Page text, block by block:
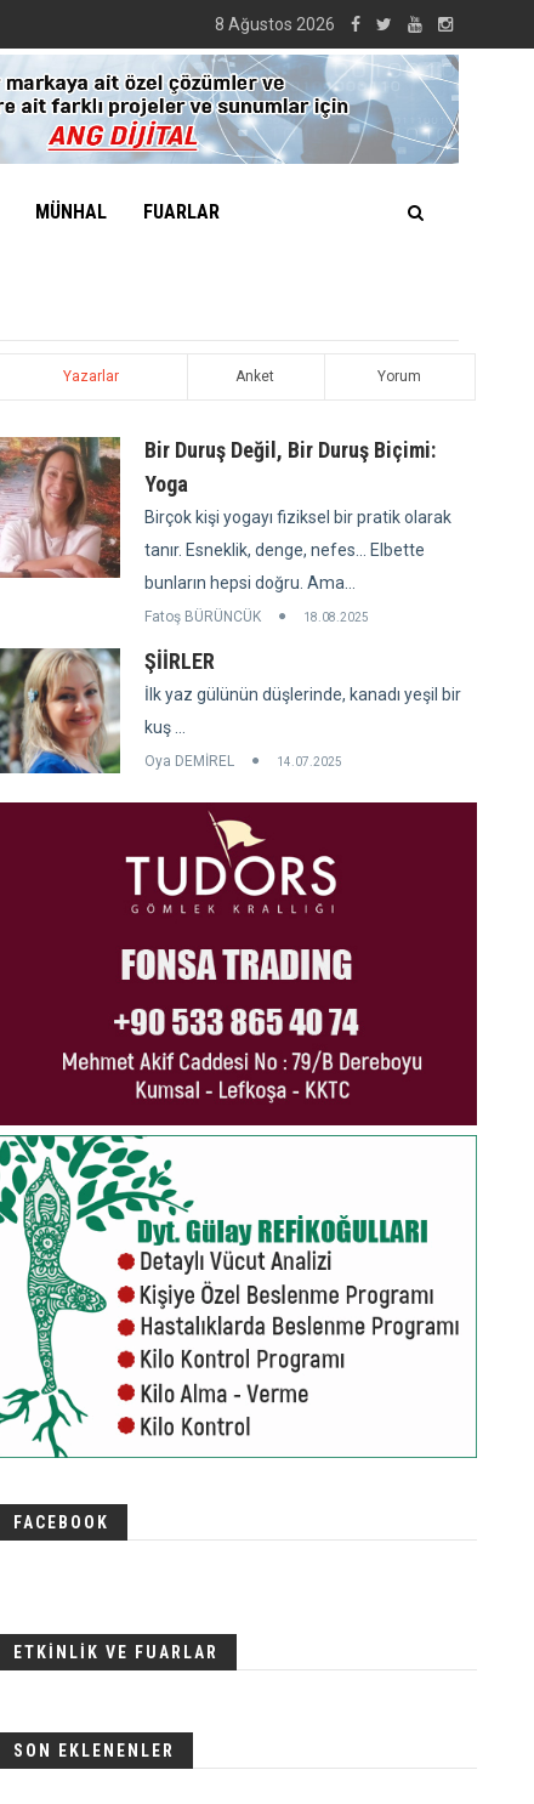
8 Ağustos 2026
MÜNHAL FUARLAR
Yazarlar Anket Yorum
Bir Duruş Değil, Bir Duruş Biçimi:
Yoga
Birçok kişi yogayı fiziksel bir pratik olarak
tanır. Esneklik, denge, nefes... Elbette
bunların hepsi doğru. Ama...
Fatoş BÜRÜNCÜK 18.08.2025
ŞİİRLER
İlk yaz gülünün düşlerinde, kanadı yeşil bir
kuş ...
Oya DEMİREL 14.07.2025
FACEBOOK
ETKİNLİK VE FUARLAR
SON EKLENENLER